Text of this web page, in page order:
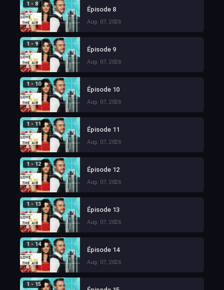
1 - 8
Épisode 8
Aug. 07, 2026
1 - 9
Épisode 9
Aug. 07, 2026
1 - 10
Épisode 10
Aug. 07, 2026
1 - 11
Épisode 11
Aug. 07, 2026
1 - 12
Épisode 12
Aug. 07, 2026
1 - 13
Épisode 13
Aug. 07, 2026
1 - 14
Épisode 14
Aug. 07, 2026
1 - 15